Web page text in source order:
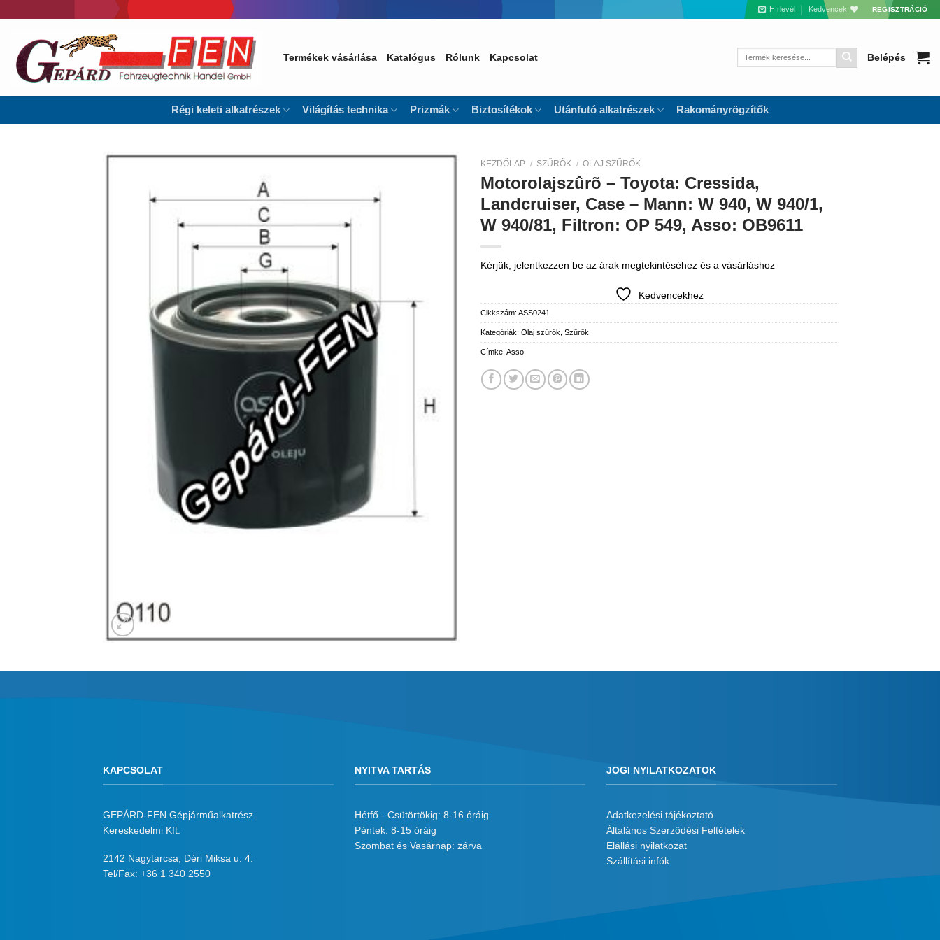
to
Hírlevél Kedvencek REGISZTRÁCIÓ
Termékek vásárlása Katalógus Rólunk Kapcsolat
Keresés
Belépés
Régi keleti alkatrészek Világítás technika Prizmák Biztosítékok Utánfutó alkatrészek Rakományrögzítők
KEZDŐLAP / SZŰRŐK / OLAJ SZŰRŐK
Motorolajszûrõ – Toyota: Cressida,
Landcruiser, Case – Mann: W 940, W 940/1,
W 940/81, Filtron: OP 549, Asso: OB9611
Kérjük, jelentkezzen be az árak megtekintéséhez és a vásárláshoz
Kedvencekhez
Cikkszám: ASS0241
Kategóriák: Olaj szűrők Szűrők
Címke: Asso
KAPCSOLAT
GEPÁRD-FEN Gépjárműalkatrész
Kereskedelmi Kft.
2142 Nagytarcsa, Déri Miksa u. 4.
Tel/Fax: +36 1 340 2550
NYITVA TARTÁS
Hétfő - Csütörtökig: 8-16 óráig
Péntek: 8-15 óráig
Szombat és Vasárnap: zárva
JOGI NYILATKOZATOK
Adatkezelési tájékoztató
Általános Szerződési Feltételek
Elállási nyilatkozat
Szállítási infók